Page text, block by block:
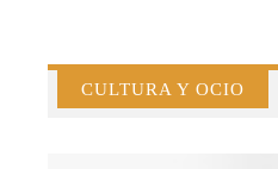
CULTURA Y OCIO